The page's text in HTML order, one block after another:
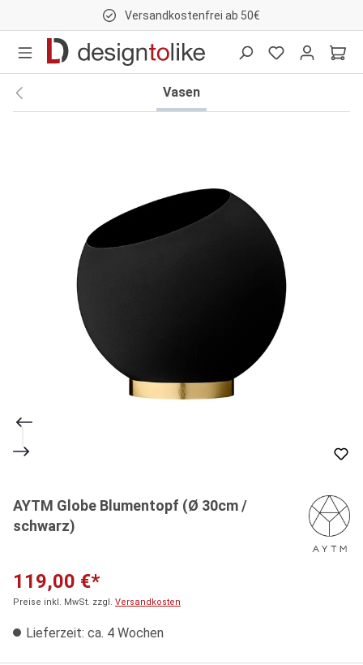
Versandkostenfrei ab 50€
Vasen
AYTM Globe Blumentopf (Ø 30cm /
schwarz)
119,00 €*
Preise inkl. MwSt. zzgl. Versandkosten
Lieferzeit: ca. 4 Wochen